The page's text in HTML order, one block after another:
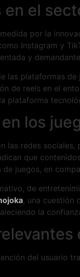
el
por la
Instagram y
y
las plataformas
de reels en el
plataforma
los
redes sociales,
que
juegos, en
de
, una cuestión
la
del usuario